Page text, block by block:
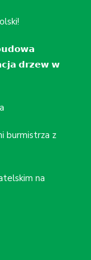
𝗱𝗿𝘇𝗲𝘄 𝘄
burmistrza z
na